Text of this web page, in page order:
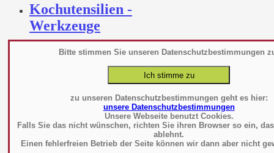
Bitte stimmen Sie unseren Datenschutzbestimmungen
zu unseren Datenschutzbestimmungen geht es hier:
unsere Datenschutzbestimmungen
Unsere Webseite benutzt Cookies.
Falls Sie das nicht wünschen, richten Sie ihren Browser so ein,
ablehnt.
Einen fehlerfreien Betrieb der Seite können wir dann aber nicht
Kochutensilien -
Werkzeuge
Kombidämpfer
Konvektionsöfen
Küchenhelfer-
Maschinen